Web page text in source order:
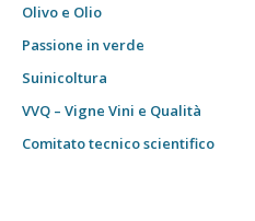
Olivo e Olio
Passione in verde
Suinicoltura
VVQ – Vigne Vini e Qualità
Comitato tecnico scientifico